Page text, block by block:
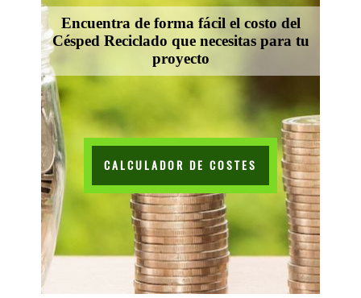
Encuentra de forma fácil el costo del
Césped Reciclado que necesitas para tu
proyecto
CALCULADOR DE COSTES